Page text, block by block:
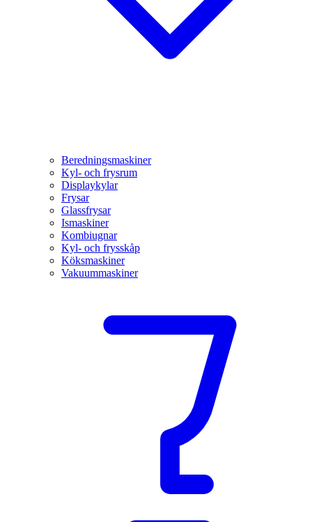
Beredningsmaskiner
Kyl- och frysrum
Displaykylar
Frysar
Glassfrysar
Ismaskiner
Kombiugnar
Kyl- och frysskåp
Köksmaskiner
Vakuummaskiner